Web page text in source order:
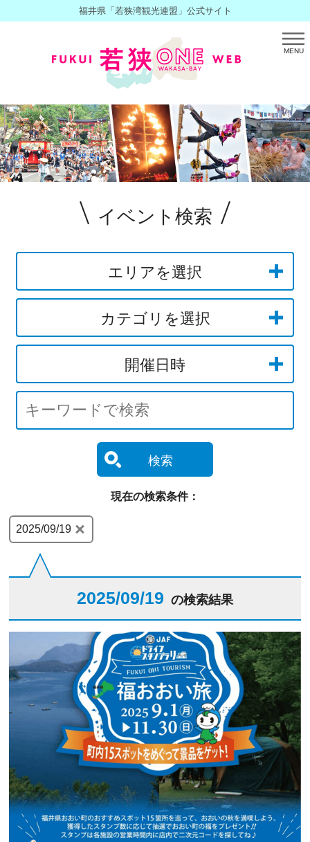
福井県「若狭湾観光連盟」公式サイト
MENU
イベント検索
エリアを選択
カテゴリを選択
開催日時
検索
現在の検索条件：
2025/09/19
2025/09/19 の検索結果